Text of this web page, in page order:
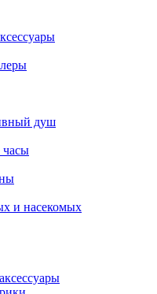
душ
часы
и насекомых